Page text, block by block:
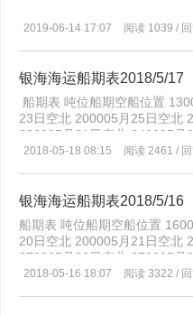
2019-06-14 17:07 阅读 1039 /
银海海运船期表2018/5/17
船期表 吨位船期空船位置
23日空北 200005月25日空北
230005月21日空北 240005
空北 290005月20日空北
空北 800005月25日空北
2018-05-18 08:15 阅读 2461 /
银海海运船期表2018/5/16
船期表 吨位船期空船位置
20日空北 200005月21日空北
270005月22日空北 270005
空北 380005月23日空北
2018-05-16 18:07 阅读 3322 /